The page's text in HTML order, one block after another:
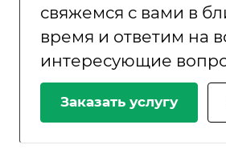
свяжемся с вами в
время и ответим на
интересующие
Заказать услугу